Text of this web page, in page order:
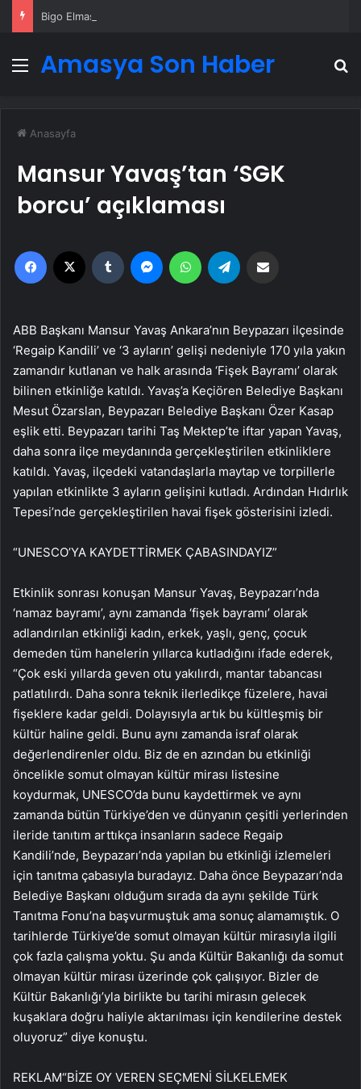
Menü
Amasya Son Haber
Anasayfa
Mansur Yavaş’tan ‘SGK
borcu’ açıklaması
Facebook Tumblr MessengerWhatsApp
ABB Başkanı Mansur Yavaş Ankara’nın Beypazarı ilçesinde
‘Regaip Kandili’ ve ‘3 ayların’ gelişi nedeniyle 170 yıla yakın
zamandır kutlanan ve halk arasında ‘Fişek Bayramı’ olarak
bilinen etkinliğe katıldı. Yavaş’a Keçiören Belediye Başkanı
Mesut Özarslan, Beypazarı Belediye Başkanı Özer Kasap
eşlik etti. Beypazarı tarihi Taş Mektep’te iftar yapan Yavaş,
daha sonra ilçe meydanında gerçekleştirilen etkinliklere
katıldı. Yavaş, ilçedeki vatandaşlarla maytap ve torpillerle
yapılan etkinlikte 3 ayların gelişini kutladı. Ardından Hıdırlık
Tepesi’nde gerçekleştirilen havai fişek gösterisini izledi.
“UNESCO’YA KAYDETTİRMEK ÇABASINDAYIZ”
Etkinlik sonrası konuşan Mansur Yavaş, Beypazarı’nda
‘namaz bayramı’, aynı zamanda ‘fişek bayramı’ olarak
adlandırılan etkinliği kadın, erkek, yaşlı, genç, çocuk
demeden tüm hanelerin yıllarca kutladığını ifade ederek,
“Çok eski yıllarda geven otu yakılırdı, mantar tabancası
patlatılırdı. Daha sonra teknik ilerledikçe füzelere, havai
fişeklere kadar geldi. Dolayısıyla artık bu kültleşmiş bir
kültür haline geldi. Bunu aynı zamanda israf olarak
değerlendirenler oldu. Biz de en azından bu etkinliği
öncelikle somut olmayan kültür mirası listesine
koydurmak, UNESCO’da bunu kaydettirmek ve aynı
zamanda bütün Türkiye’den ve dünyanın çeşitli yerlerinden
ileride tanıtım arttıkça insanların sadece Regaip
Kandili’nde, Beypazarı’nda yapılan bu etkinliği izlemeleri
için tanıtma çabasıyla buradayız. Daha önce Beypazarı’nda
Belediye Başkanı olduğum sırada da aynı şekilde Türk
Tanıtma Fonu’na başvurmuştuk ama sonuç alamamıştık. O
tarihlerde Türkiye’de somut olmayan kültür mirasıyla ilgili
çok fazla çalışma yoktu. Şu anda Kültür Bakanlığı da somut
olmayan kültür mirası üzerinde çok çalışıyor. Bizler de
Kültür Bakanlığı’yla birlikte bu tarihi mirasın gelecek
kuşaklara doğru haliyle aktarılması için kendilerine destek
oluyoruz” diye konuştu.
REKLAM“BİZE OY VEREN SEÇMENİ SİLKELEMEK